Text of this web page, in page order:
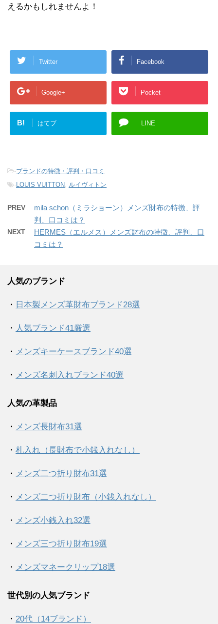
えるかもしれませんよ！
Twitter Facebook
Google+ Pocket
B! はてブ LINE
-ブランドの特徴・評判・口コミ
-LOUIS VUITTON ルイヴィトン
PREV
mila schon（ミラショーン）メンズ財布の特徴、評
判、口コミは？
NEXT
HERMES（エルメス）メンズ財布の特徴、評判、口
コミは？
人気のブランド
・ 日本製メンズ革財布ブランド28選
・ 人気ブランド41厳選
・ メンズキーケースブランド40選
・ メンズ名刺入れブランド40選
人気の革製品
・ メンズ長財布31選
・ 札入れ（長財布で小銭入れなし）
・ メンズ二つ折り財布31選
・ メンズ二つ折り財布（小銭入れなし）
・ メンズ小銭入れ32選
・ メンズ三つ折り財布19選
・ メンズマネークリップ18選
世代別の人気ブランド
・ 20代（14ブランド）